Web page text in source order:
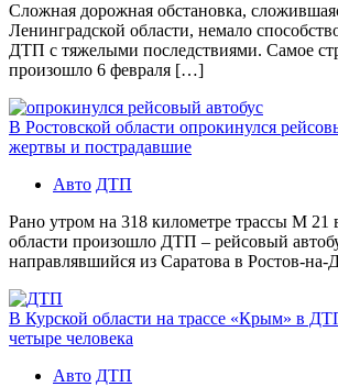
Сложная дорожная обстановка,
Ленинградской области, немало
ДТП с тяжелыми последствиями. Самое
произошло 6 февраля […]
В Ростовской области опрокинулся
жертвы и пострадавшие
Авто ДТП
Рано утром на 318 километре трассы М 21
области произошло ДТП – рейсовый
направлявшийся из Саратова в Ростов-
В Курской области на трассе «Крым» в
четыре человека
Авто ДТП